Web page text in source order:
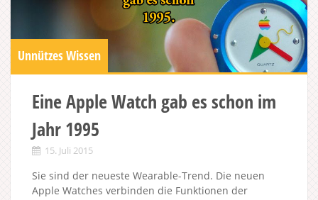
Unnützes Wissen
Eine Apple Watch gab es schon im
Jahr 1995
15. Juli 2015
Sie sind der neueste Wearable-Trend. Die neuen
Apple Watches verbinden die Funktionen der